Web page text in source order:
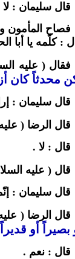
قال سليمان :
فصاح المأمون
: كلّمه يا أبا
فقال ( عليه
محدثاً كان
قال سليمان :
قال الرضا (
قال : لا .
قال ( عليه
قال سليمان :
قال الرضا (
بصيراً أو
قال : نعم .